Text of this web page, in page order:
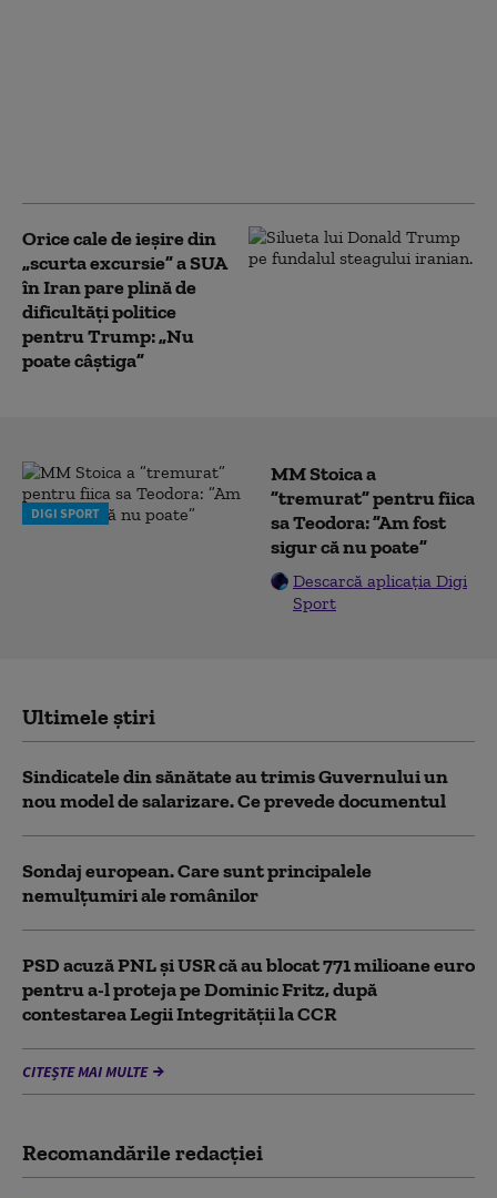
Orice cale de ieșire din
„scurta excursie” a SUA
în Iran pare plină de
dificultăți politice
pentru Trump: „Nu
poate câștiga”
DIGI SPORT
MM Stoica a
”tremurat” pentru fiica
sa Teodora: ”Am fost
sigur că nu poate”
Descarcă aplicația Digi
Sport
Ultimele știri
Sindicatele din sănătate au trimis Guvernului un
nou model de salarizare. Ce prevede documentul
Sondaj european. Care sunt principalele
nemulțumiri ale românilor
PSD acuză PNL şi USR că au blocat 771 milioane euro
pentru a-l proteja pe Dominic Fritz, după
contestarea Legii Integrității la CCR
CITEȘTE MAI MULTE
Recomandările redacţiei